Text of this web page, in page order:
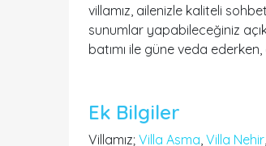
villamız, ailenizle kaliteli
sunumlar yapabileceğiniz
batımı ile güne veda
Ek Bilgiler
Villamız; Villa Asma, Villa Nehir,